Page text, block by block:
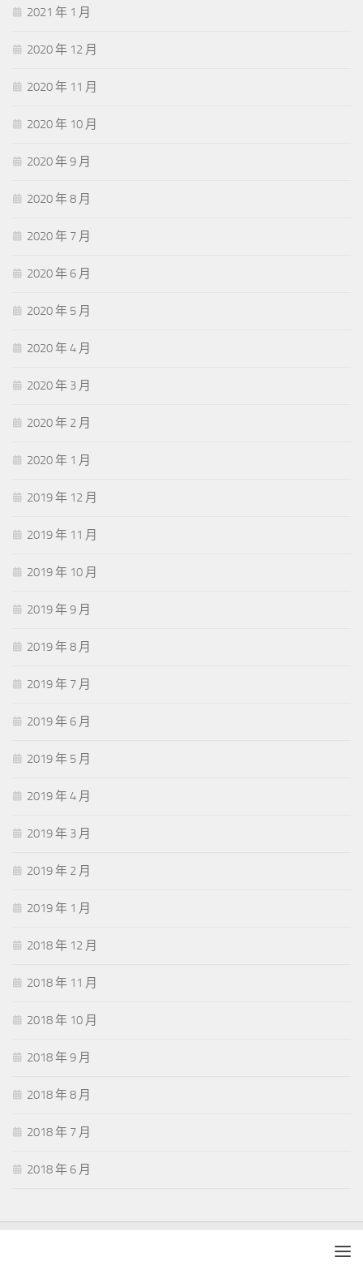
2021 年 1 月
2020 年 12 月
2020 年 11 月
2020 年 10 月
2020 年 9 月
2020 年 8 月
2020 年 7 月
2020 年 6 月
2020 年 5 月
2020 年 4 月
2020 年 3 月
2020 年 2 月
2020 年 1 月
2019 年 12 月
2019 年 11 月
2019 年 10 月
2019 年 9 月
2019 年 8 月
2019 年 7 月
2019 年 6 月
2019 年 5 月
2019 年 4 月
2019 年 3 月
2019 年 2 月
2019 年 1 月
2018 年 12 月
2018 年 11 月
2018 年 10 月
2018 年 9 月
2018 年 8 月
2018 年 7 月
2018 年 6 月